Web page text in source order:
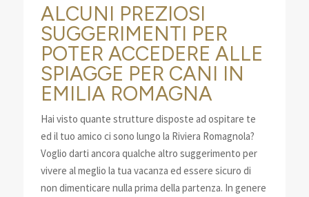
ALCUNI PREZIOSI
SUGGERIMENTI PER
POTER ACCEDERE ALLE
SPIAGGE PER CANI IN
EMILIA ROMAGNA
Hai visto quante strutture disposte ad ospitare te
ed il tuo amico ci sono lungo la Riviera Romagnola?
Voglio darti ancora qualche altro suggerimento per
vivere al meglio la tua vacanza ed essere sicuro di
non dimenticare nulla prima della partenza. In genere